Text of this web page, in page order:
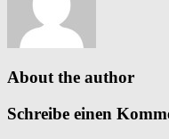
About the author
Schreibe einen